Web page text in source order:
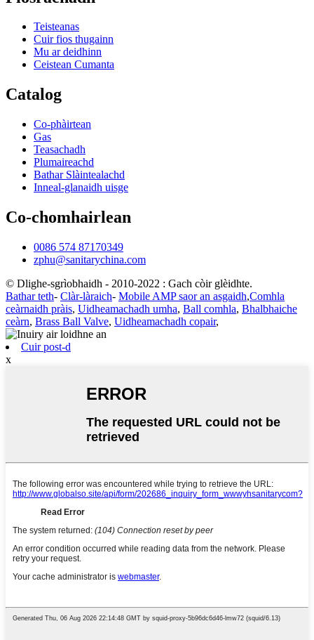
Teisteanas
Cuir fios thugainn
Mu ar deidhinn
Ceistean Cumanta
Catalog
Co-phàirtean
Gas
Teasachadh
Plumaireachd
Bathar Slàintealachd
Inneal-glanaidh uisge
Co-chomhairlean
0086 574 87170349
zphu@sanitarychina.com
© Dlighe-sgrìobhaidh - 2010-2022 : Gach còir glèidhte.
Bathar teth- Clàr-làraich- Mobile AMP saor an asgaidh,Comhla
ceàrnaidh pràis, Uidheamachadh umha, Ball comhla, Bhalbhaiche
ceàrn, Brass Ball Valve, Uidheamachadh copair,
Cuir post-d
x